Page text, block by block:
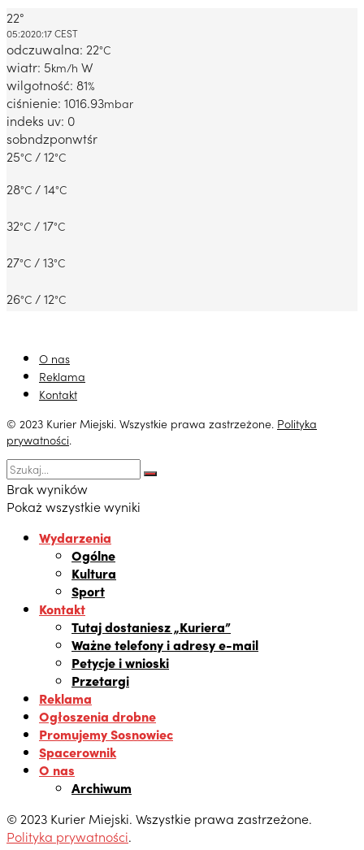
Dabrowa Gornicza, PL
22°
05:2020:17 CEST
odczuwalna: 22°C
wiatr: 5km/h W
wilgotność: 81%
ciśnienie: 1016.93mbar
indeks uv: 0
sobndzponwtśr
25°C / 12°C
28°C / 14°C
32°C / 17°C
27°C / 13°C
26°C / 12°C
O nas
Reklama
Kontakt
© 2023 Kurier Miejski. Wszystkie prawa zastrzeżone. Polityka
prywatności.
Brak wyników
Pokaż wszystkie wyniki
Wydarzenia
Ogólne
Kultura
Sport
Kontakt
Tutaj dostaniesz „Kuriera”
Ważne telefony i adresy e-mail
Petycje i wnioski
Przetargi
Reklama
Ogłoszenia drobne
Promujemy Sosnowiec
Spacerownik
O nas
Archiwum
© 2023 Kurier Miejski. Wszystkie prawa zastrzeżone.
Polityka prywatności.